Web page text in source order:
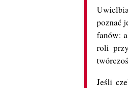
poznać
fanów:
roli
Jeśli